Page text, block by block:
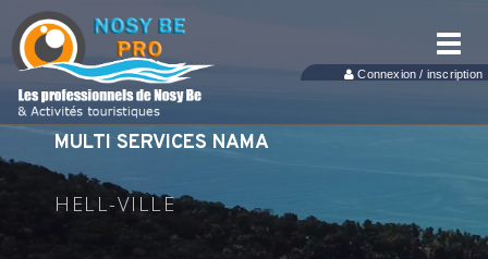
Connexion / inscription
MULTI SERVICES NAMA
HELL-VILLE